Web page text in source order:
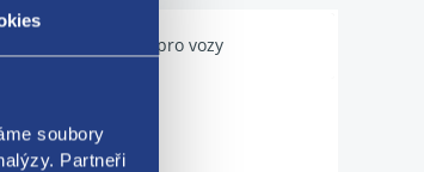
soubory
Partneři
Použitelné pro vozy